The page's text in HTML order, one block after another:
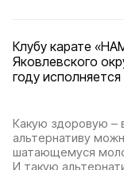
Клубу карате
Яковлевского
году исполняется
Какую здоровую –
альтернативу
шатающемуся
И такую